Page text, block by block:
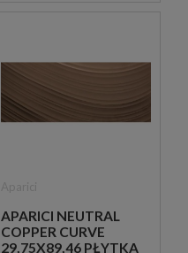
APARICI NEUTRAL
COPPER CURVE
29,75X89,46 PŁYTKA